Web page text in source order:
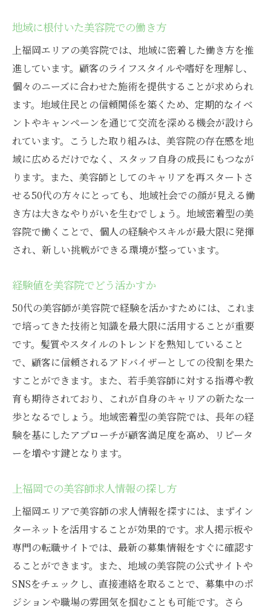
地域に根付いた美容院での働き方
上福岡エリアの美容院では、地域に密着した働き方を推
進しています。顧客のライフスタイルや嗜好を理解し、
個々のニーズに合わせた施術を提供することが求められ
ます。地域住民との信頼関係を築くため、定期的なイベ
ントやキャンペーンを通じて交流を深める機会が設けら
れています。こうした取り組みは、美容院の存在感を地
域に広めるだけでなく、スタッフ自身の成長にもつなが
ります。また、美容師としてのキャリアを再スタートさ
せる50代の方々にとっても、地域社会での顔が見える働
き方は大きなやりがいを生むでしょう。地域密着型の美
容院で働くことで、個人の経験やスキルが最大限に発揮
され、新しい挑戦ができる環境が整っています。
経験値を美容院でどう活かすか
50代の美容師が美容院で経験を活かすためには、これま
で培ってきた技術と知識を最大限に活用することが重要
です。髪質やスタイルのトレンドを熟知していること
で、顧客に信頼されるアドバイザーとしての役割を果た
すことができます。また、若手美容師に対する指導や教
育も期待されており、これが自身のキャリアの新たな一
歩となるでしょう。地域密着型の美容院では、長年の経
験を基にしたアプローチが顧客満足度を高め、リピータ
ーを増やす鍵となります。
上福岡での美容師求人情報の探し方
上福岡エリアで美容師の求人情報を探すには、まずイン
ターネットを活用することが効果的です。求人掲示板や
専門の転職サイトでは、最新の募集情報をすぐに確認す
ることができます。また、地域の美容院の公式サイトや
SNSをチェックし、直接連絡を取ることで、募集中のポ
ジションや職場の雰囲気を掴むことも可能です。さら